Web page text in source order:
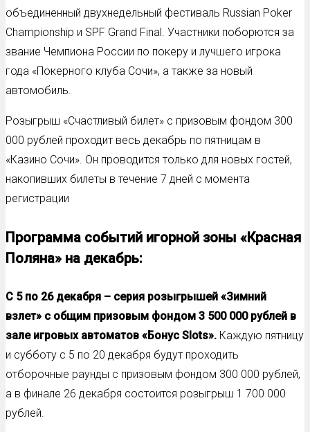
объединенный двухнедельный фестиваль Russian Poker
Championship и SPF Grand Final. Участники поборются за
звание Чемпиона России по покеру и лучшего игрока
года «Покерного клуба Сочи», а также за новый
автомобиль.
Розыгрыш «Счастливый билет» с призовым фондом 300
000 рублей проходит весь декабрь по пятницам в
«Казино Сочи». Он проводится только для новых гостей,
накопивших билеты в течение 7 дней с момента
регистрации
Программа событий игорной зоны «Красная
Поляна» на декабрь:
С 5 по 26 декабря – серия розыгрышей «Зимний
взлет» с общим призовым фондом 3 500 000 рублей в
зале игровых автоматов «Бонус Slots». Каждую пятницу
и субботу с 5 по 20 декабря будут проходить
отборочные раунды с призовым фондом 300 000 рублей,
а в финале 26 декабря состоится розыгрыш 1 700 000
рублей.